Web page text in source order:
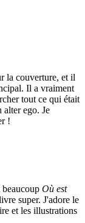
la couverture, et il
Il a vraiment
tout ce qui était
alter ego. Je
!
Où est
super. J'adore le
et les illustrations